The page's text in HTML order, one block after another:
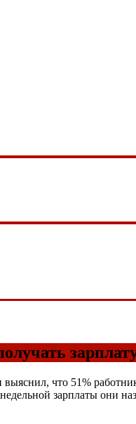
что 51%
зарплаты они